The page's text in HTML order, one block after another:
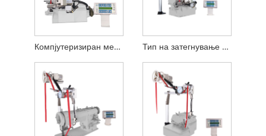
Компјутеризиран мерен уред за затегнување MCA 20K Тип на затегнување Компјутеризиран мерен уред за прецизно затегнување